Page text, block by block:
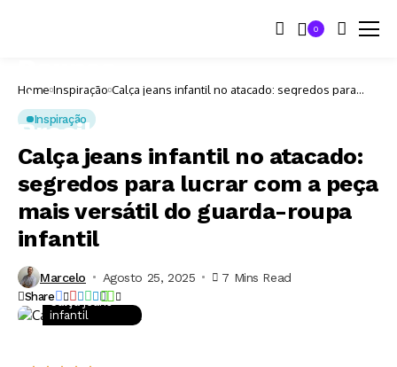
0
Home Inspiração Calça jeans infantil no atacado: segredos para
Inspiração
Calça jeans infantil no atacado:
segredos para lucrar com a peça
mais versátil do guarda-roupa
infantil
Marcelo Agosto 25, 2025 7 Mins Read
ShareCalça jeans
infantil